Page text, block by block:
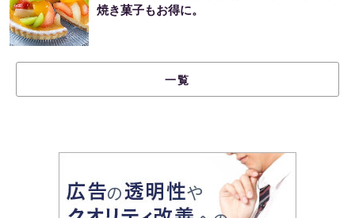
焼き菓子もお得に。
一覧